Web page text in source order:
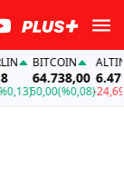
BITCOIN
64.738,00
50,00(%0,08)
ALTIN
-24,69